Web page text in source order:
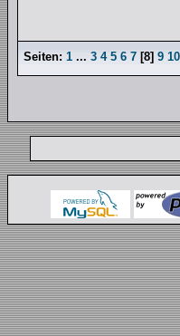
Seiten: 1 ... 3 4 5 6 7 [8] 9 10